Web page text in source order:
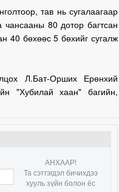
тав нь сугалаагаар
80 дотор багтсан
40 бөхөөс 5 бөхийг сугалж
Л.Бат-Орших Ерөнхий
"Хубилай хаан" багийн,
АНХААР!
Та сэтгэгдэл бичихдээ
хууль зүйн болон ёс